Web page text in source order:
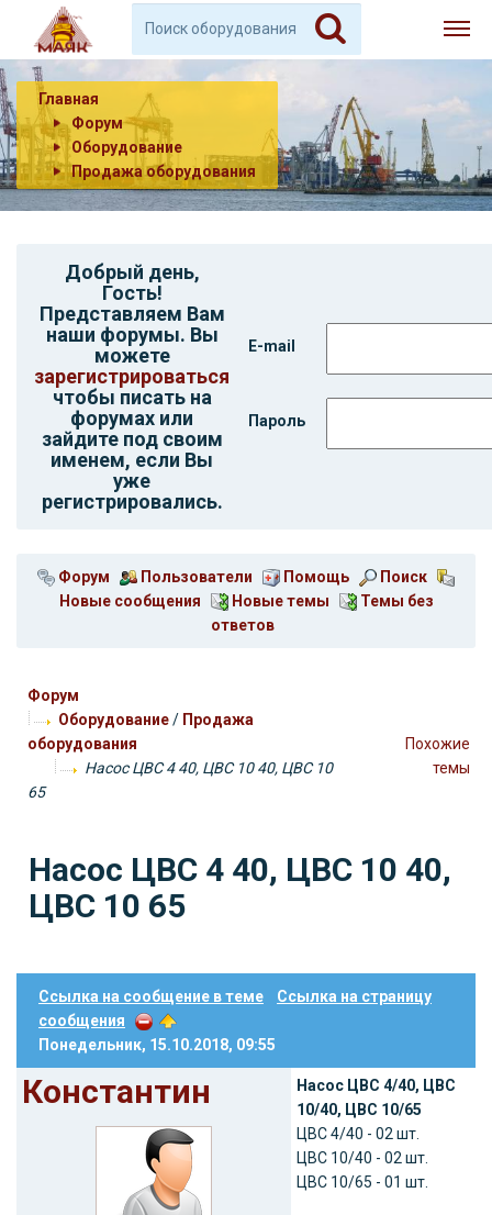
Главная
Форум
Оборудование
Продажа оборудования
Добрый день,
Гость!
Представляем Вам
наши форумы. Вы
можете
зарегистрироваться
чтобы писать на
форумах или
зайдите под своим
именем, если Вы
уже
регистрировались.
E-mail
Пароль
Форум Пользователи Помощь
Поиск
Новые сообщения
Новые темы
Темы без
ответов
Форум
Оборудование/ Продажа
оборудования
Насос ЦВС 4 40, ЦВС 10 40, ЦВС 10
65
Похожие
темы
Насос ЦВС 4 40, ЦВС 10 40,
ЦВС 10 65
Ссылка на сообщение в теме
Ссылка на страницу
сообщения
Понедельник, 15.10.2018, 09:55
Константин
Насос ЦВС 4/40, ЦВС
10/40, ЦВС 10/65
ЦВС 4/40 - 02 шт.
ЦВС 10/40 - 02 шт.
ЦВС 10/65 - 01 шт.